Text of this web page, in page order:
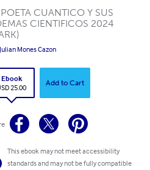
POETA CUANTICO Y SUS
CIENTIFICOS 2024
Julian Mones Cazon
Ebook
25.00
Add to Cart
This ebook may not meet accessibility
standards and may not be fully compatible